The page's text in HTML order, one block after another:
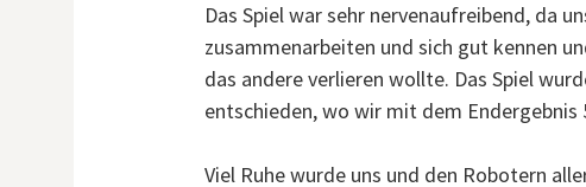
Das Spiel war sehr nervenaufreibend, da
zusammenarbeiten und sich gut kennen
das andere verlieren wollte. Das Spiel
entschieden, wo wir mit dem Endergebnis
Viel Ruhe wurde uns und den Robotern